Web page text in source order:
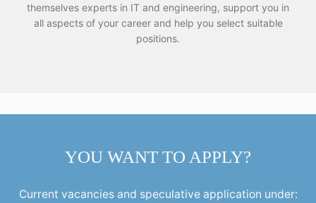
themselves experts in IT and engineering, support you in
all aspects of your career and help you select suitable
positions.
YOU WANT TO APPLY?
Current vacancies and speculative application under: